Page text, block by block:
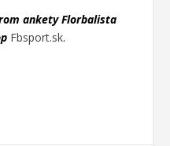
ankety Florbalista
p Fbsport.sk.